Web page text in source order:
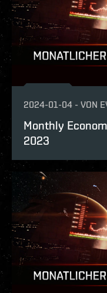
2024-01-04 - VON
Monthly
2023